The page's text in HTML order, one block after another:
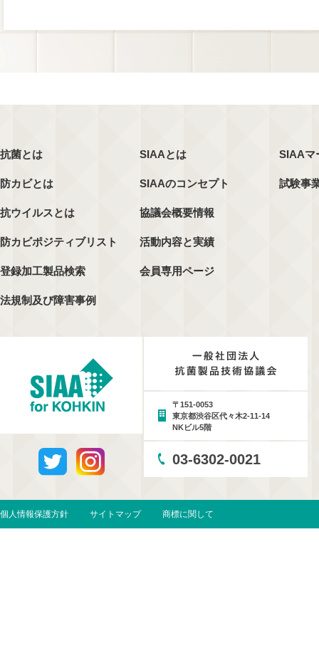
抗菌とは
防カビとは
抗ウイルスとは
防カビポジティブリスト
登録加工製品検索
法規制及び障害事例
SIAAとは
SIAAのコンセプト
協議会概要情報
活動内容と実績
会員専用ページ
SIAAマ
試験事
〒151-0053
東京都渋谷区代々木2-11-14
NKビル5階
03-6302-0021
個人情報保護方針 サイトマップ 商標に関して